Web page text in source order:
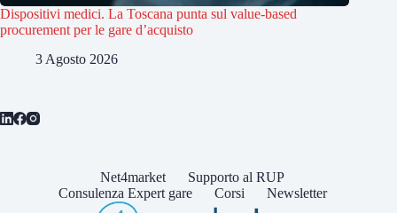
Dispositivi medici. La Toscana punta sul value-based
procurement per le gare d’acquisto
3 Agosto 2026
Net4market
Supporto al RUP
Consulenza Expert gare
Corsi Newsletter